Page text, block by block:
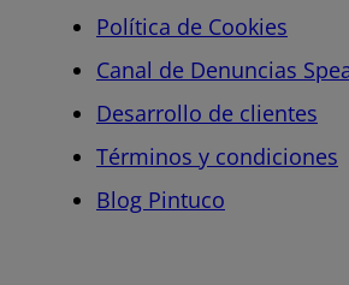
Política de Cookies
Canal de Denuncias
Desarrollo de clientes
Términos y condiciones
Blog Pintuco